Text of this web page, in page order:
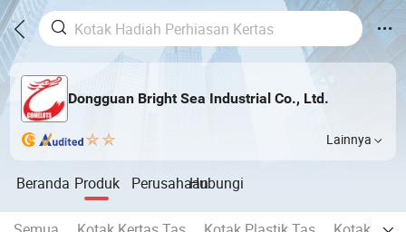
Dongguan Bright Sea Industrial Co., Ltd.
Lainnya
Beranda Produk PerusahaanHubungi